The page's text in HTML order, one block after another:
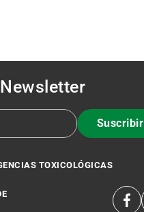
Newsletter
Suscribir
TOXICOLÓGICAS